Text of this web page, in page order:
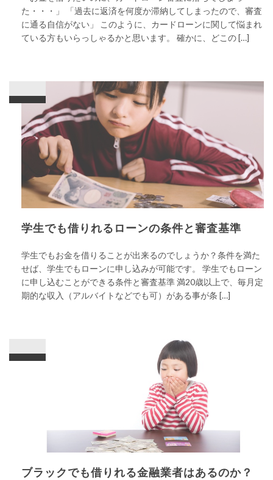
た・・・」 「過去に返済を何度か滞納してしまったので、審査
に通る自信がない」 このように、カードローンに関して悩まれ
ている方もいらっしゃるかと思います。 確かに、どこの […]
学生でも借りれるローンの条件と審査基準
学生でもお金を借りることが出来るのでしょうか？条件を満た
せば、学生でもローンに申し込みが可能です。 学生でもローン
に申し込むことができる条件と審査基準 満20歳以上で、毎月定
期的な収入（アルバイトなどでも可）がある事が条 […]
ブラックでも借りれる金融業者はあるのか？